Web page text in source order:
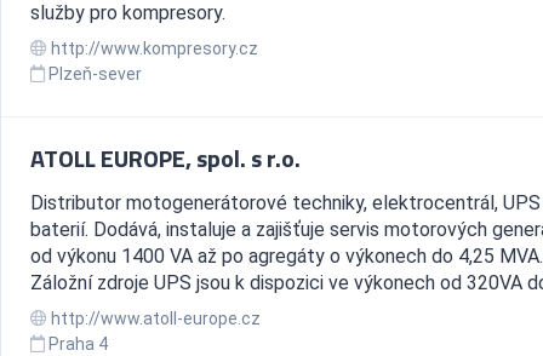
služby pro kompresory.
http://www.kompresory.cz
Plzeň-sever
ATOLL EUROPE, spol. s r.o.
Distributor motogenerátorové techniky, elektrocentrál, UPS
baterií. Dodává, instaluje a zajišťuje servis motorových
od výkonu 1400 VA až po agregáty o výkonech do 4,25 MVA.
Záložní zdroje UPS jsou k dispozici ve výkonech od 320VA
http://www.atoll-europe.cz
Praha 4